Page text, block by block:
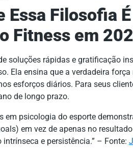
Essa Filosofia
Fitness em
soluções rápidas e gratificação
Ela ensina que a verdadeira
esforços diários. Para seus
de longo prazo.
em psicologia do esporte
em vez de apenas no
intrínseca e persistência.” – Fonte: